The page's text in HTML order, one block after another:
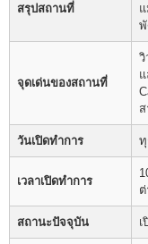
สรุปสถานที่
พั
จุดเด่นของสถานที่
วิ
วันเปิดทำการ
เวลาเปิดทำการ
สถานะปัจจุบัน